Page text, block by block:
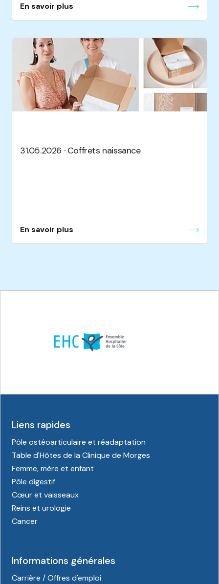
En savoir plus
31.05.2026 · Coffrets naissance
En savoir plus
Liens rapides
Pôle ostéoarticulaire et réadaptation
Table d'Hôtes de la Clinique de Morges
Femme, mère et enfant
Pôle digestif
Cœur et vaisseaux
Reins et urologie
Cancer
Informations générales
Carrière / Offres d'emploi